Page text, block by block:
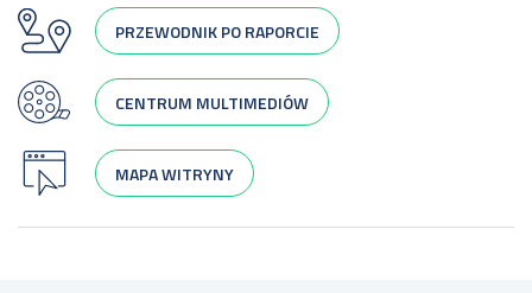
PRZEWODNIK PO RAPORCIE
CENTRUM MULTIMEDIÓW
MAPA WITRYNY